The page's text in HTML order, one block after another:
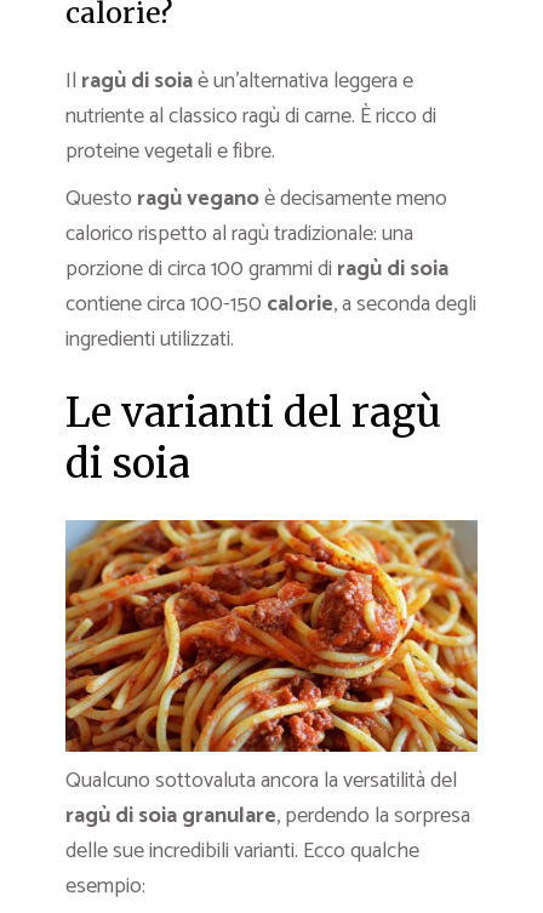
calorie?
Il ragù di soiaè un’alternativa leggera e
nutriente al classico ragù di carne. È ricco di
proteine vegetali e fibre.
Questo ragù veganoè decisamente meno
calorico rispetto al ragù tradizionale: una
porzione di circa 100 grammi di ragù di soia
contiene circa 100-150 calorie, a seconda degli
ingredienti utilizzati.
Le varianti del ragù
di soia
Qualcuno sottovaluta ancora la versatilità del
ragù di soia granulare, perdendo la sorpresa
delle sue incredibili varianti. Ecco qualche
esempio: